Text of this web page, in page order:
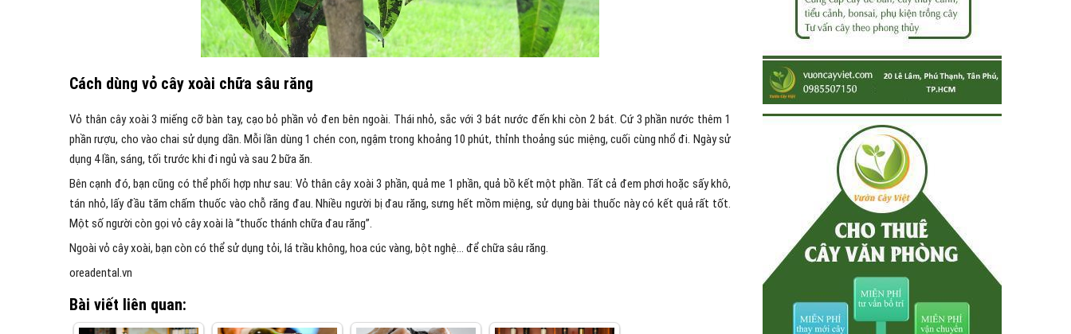
Cách dùng vỏ cây xoài chữa sâu răng
Vỏ thân cây xoài 3 miếng cỡ bàn tay, cạo bỏ phần vỏ đen bên ngoài. Thái nhỏ, sắc với 3 bát nước đến khi còn 2 bát. Cứ 3 phần nước thêm 1
phần rượu, cho vào chai sử dụng dần. Mỗi lần dùng 1 chén con, ngậm trong khoảng 10 phút, thỉnh thoảng súc miệng, cuối cùng nhổ đi. Ngày sử
dụng 4 lần, sáng, tối trước khi đi ngủ và sau 2 bữa ăn.
Bên cạnh đó, bạn cũng có thể phối hợp như sau: Vỏ thân cây xoài 3 phần, quả me 1 phần, quả bồ kết một phần. Tất cả đem phơi hoặc sấy khô,
tán nhỏ, lấy đầu tăm chấm thuốc vào chỗ răng đau. Nhiều người bị đau răng, sưng hết mồm miệng, sử dụng bài thuốc này có kết quả rất tốt.
Một số người còn gọi vỏ cây xoài là “thuốc thánh chữa đau răng”.
Ngoài vỏ cây xoài, bạn còn có thể sử dụng tỏi, lá trầu không, hoa cúc vàng, bột nghệ… để chữa sâu răng.
oreadental.vn
Bài viết liên quan: